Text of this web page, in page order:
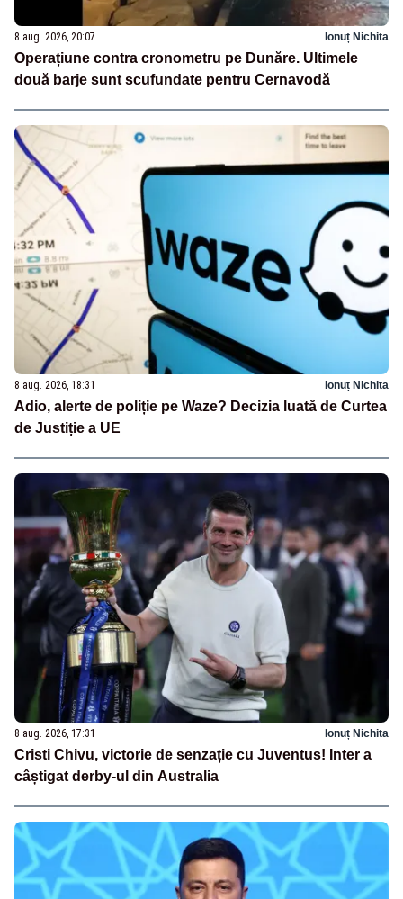
8 aug. 2026, 20:07 Ionuț Nichita
Operațiune contra cronometru pe Dunăre. Ultimele
două barje sunt scufundate pentru Cernavodă
8 aug. 2026, 18:31 Ionuț Nichita
Adio, alerte de poliție pe Waze? Decizia luată de Curtea
de Justiție a UE
8 aug. 2026, 17:31 Ionuț Nichita
Cristi Chivu, victorie de senzație cu Juventus! Inter a
câștigat derby-ul din Australia